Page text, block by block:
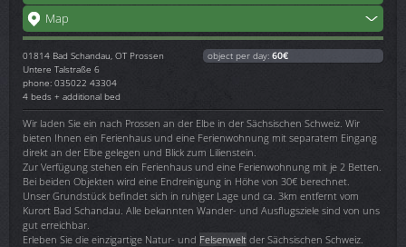
Map
01814 Bad Schandau, OT Prossen
Untere Talstraße 6
phone: 035022 43304
4 beds + additional bed
object per day: 60€
Wir laden Sie ein nach Prossen an der Elbe in der Sächsischen Schweiz. Wir
bieten Ihnen ein Ferienhaus und eine Ferienwohnung mit separatem Eingang
direkt an der Elbe gelegen und Blick zum Lilienstein.
Zur Verfügung stehen ein Ferienhaus und eine Ferienwohnung mit je 2 Betten.
Bei beiden Objekten wird eine Endreinigung in Höhe von 30€ berechnet.
Unser Grundstück befindet sich in ruhiger Lage und ca. 3km entfernt vom
Kurort Bad Schandau. Alle bekannten Wander- und Ausflugsziele sind von uns
gut erreichbar.
Erleben Sie die einzigartige Natur- und Felsenwelt der Sächsischen Schweiz.